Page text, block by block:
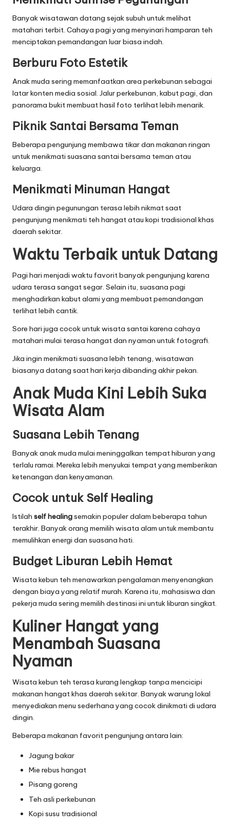
Banyak wisatawan datang sejak subuh untuk melihat
matahari terbit. Cahaya pagi yang menyinari hamparan teh
menciptakan pemandangan luar biasa indah.
Berburu Foto Estetik
Anak muda sering memanfaatkan area perkebunan sebagai
latar konten media sosial. Jalur perkebunan, kabut pagi, dan
panorama bukit membuat hasil foto terlihat lebih menarik.
Piknik Santai Bersama Teman
Beberapa pengunjung membawa tikar dan makanan ringan
untuk menikmati suasana santai bersama teman atau
keluarga.
Menikmati Minuman Hangat
Udara dingin pegunungan terasa lebih nikmat saat
pengunjung menikmati teh hangat atau kopi tradisional khas
daerah sekitar.
Waktu Terbaik untuk Datang
Pagi hari menjadi waktu favorit banyak pengunjung karena
udara terasa sangat segar. Selain itu, suasana pagi
menghadirkan kabut alami yang membuat pemandangan
terlihat lebih cantik.
Sore hari juga cocok untuk wisata santai karena cahaya
matahari mulai terasa hangat dan nyaman untuk fotografi.
Jika ingin menikmati suasana lebih tenang, wisatawan
biasanya datang saat hari kerja dibanding akhir pekan.
Anak Muda Kini Lebih Suka
Wisata Alam
Suasana Lebih Tenang
Banyak anak muda mulai meninggalkan tempat hiburan yang
terlalu ramai. Mereka lebih menyukai tempat yang memberikan
ketenangan dan kenyamanan.
Cocok untuk Self Healing
Istilah self healingsemakin populer dalam beberapa tahun
terakhir. Banyak orang memilih wisata alam untuk membantu
memulihkan energi dan suasana hati.
Budget Liburan Lebih Hemat
Wisata kebun teh menawarkan pengalaman menyenangkan
dengan biaya yang relatif murah. Karena itu, mahasiswa dan
pekerja muda sering memilih destinasi ini untuk liburan singkat.
Kuliner Hangat yang
Menambah Suasana
Nyaman
Wisata kebun teh terasa kurang lengkap tanpa mencicipi
makanan hangat khas daerah sekitar. Banyak warung lokal
menyediakan menu sederhana yang cocok dinikmati di udara
dingin.
Beberapa makanan favorit pengunjung antara lain:
Jagung bakar
Mie rebus hangat
Pisang goreng
Teh asli perkebunan
Kopi susu tradisional